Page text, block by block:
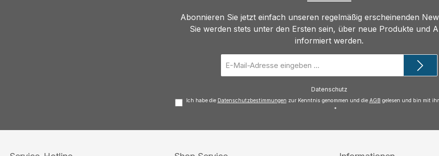
Abonnieren Sie jetzt einfach unseren regelmäßig erscheinenden
Sie werden stets unter den Ersten sein, über neue Produkte und
informiert werden.
Mail-
Datenschutz
Ich habe die Datenschutzbestimmungen zur Kenntnis genommen und die AGB gelesen und bin mit
*